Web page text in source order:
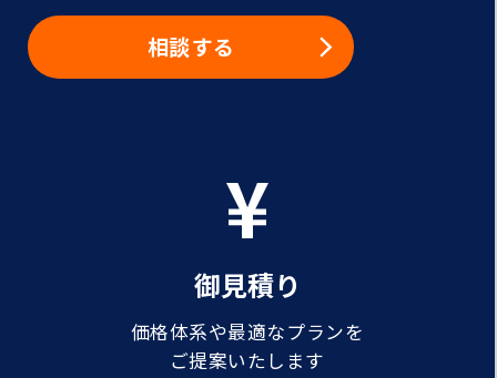
相談する
御見積り
価格体系や最適なプランを
ご提案いたします